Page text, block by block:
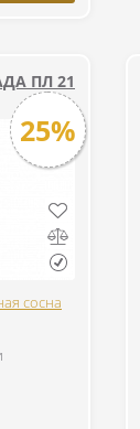
ПЛ 21
25%
сосна